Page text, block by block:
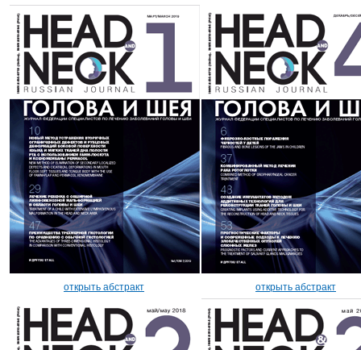
открыть абстракт открыть абстракт